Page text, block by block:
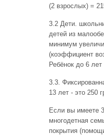
(2 взрослых) =
3.2 Дети.
детей из
минимум
(коэффициент
Ребёнок до 6
3.3.
13 лет - это 250
Если вы имеете
многодетная
покрытия